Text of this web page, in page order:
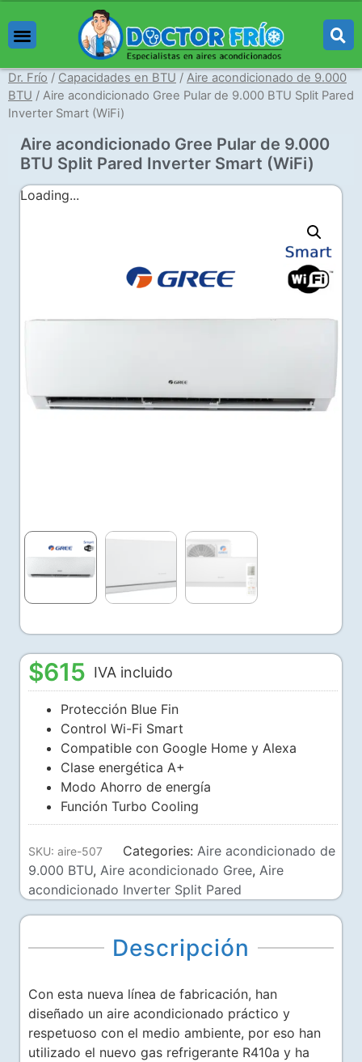
Dr. Frío / Capacidades en BTU / Aire acondicionado de 9.000
BTU / Aire acondicionado Gree Pular de 9.000 BTU Split Pared
Inverter Smart (WiFi)
Aire acondicionado Gree Pular de 9.000
BTU Split Pared Inverter Smart (WiFi)
Loading...
$615 IVA incluido
Protección Blue Fin
Control Wi-Fi Smart
Compatible con Google Home y Alexa
Clase energética A+
Modo Ahorro de energía
Función Turbo Cooling
SKU: aire-507 Categories: Aire acondicionado de
9.000 BTU, Aire acondicionado Gree, Aire
acondicionado Inverter Split Pared
Descripción
Con esta nueva línea de fabricación, han
diseñado un aire acondicionado práctico y
respetuoso con el medio ambiente, por eso han
utilizado el nuevo gas refrigerante R410a y ha